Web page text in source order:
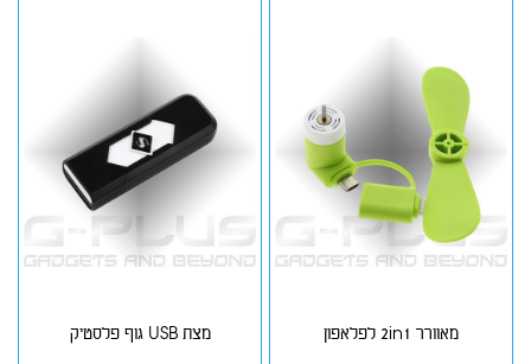
מאוורר 2in1 לפלאפון מצת USB גוף פלסטיק